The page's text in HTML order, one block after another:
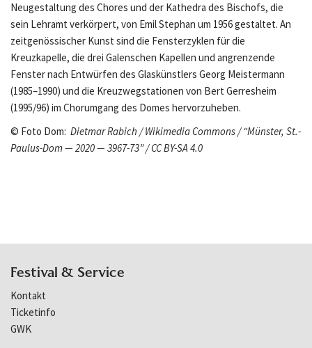
Neugestaltung des Chores und der Kathedra des Bischofs, die
sein Lehramt verkörpert, von Emil Stephan um 1956 gestaltet. An
zeitgenössischer Kunst sind die Fensterzyklen für die
Kreuzkapelle, die drei Galenschen Kapellen und angrenzende
Fenster nach Entwürfen des Glaskünstlers Georg Meistermann
(1985–1990) und die Kreuzwegstationen von Bert Gerresheim
(1995/96) im Chorumgang des Domes hervorzuheben.
© Foto Dom: Dietmar Rabich / Wikimedia Commons / “Münster, St.-
Paulus-Dom — 2020 — 3967-73” / CC BY-SA 4.0
Festival & Service
Kontakt
Ticketinfo
GWK